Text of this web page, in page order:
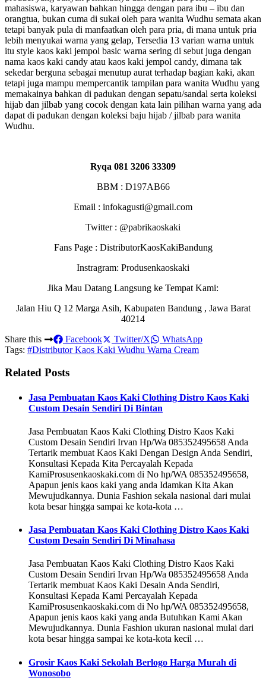
mahasiswa, karyawan bahkan hingga dengan para ibu – ibu dan
orangtua, bukan cuma di sukai oleh para wanita Wudhu semata akan
tetapi banyak pula di manfaatkan oleh para pria, di mana untuk pria
lebih menyukai warna yang gelap, Tersedia 13 varian warna untuk
itu style kaos kaki jempol basic warna sering di sebut juga dengan
nama kaos kaki candy atau kaos kaki jempol candy, dimana tak
sekedar berguna sebagai menutup aurat terhadap bagian kaki, akan
tetapi juga mampu mempercantik tampilan para wanita Wudhu yang
memakainya bahkan di padukan dengan sepatu/sandal serta koleksi
hijab dan jilbab yang cocok dengan kata lain pilihan warna yang ada
dapat di padukan dengan koleksi baju hijab / jilbab para wanita
Wudhu.
Ryqa 081 3206 33309
BBM : D197AB66
Email : infokagusti@gmail.com
Twitter : @pabrikaoskaki
Fans Page : DistributorKaosKakiBandung
Instragram: Produsenkaoskaki
Jika Mau Datang Langsung ke Tempat Kami:
Jalan Hiu Q 12 Marga Asih, Kabupaten Bandung , Jawa Barat
40214
Share this
Facebook Twitter/X
WhatsApp
Tags: #Distributor Kaos Kaki Wudhu Warna Cream
Related Posts
Jasa Pembuatan Kaos Kaki Clothing Distro Kaos Kaki
Custom Desain Sendiri Di Bintan
Jasa Pembuatan Kaos Kaki Clothing Distro Kaos Kaki
Custom Desain Sendiri Irvan Hp/Wa 085352495658 Anda
Tertarik membuat Kaos Kaki Dengan Design Anda Sendiri,
Konsultasi Kepada Kita Percayalah Kepada
KamiProsusenkaoskaki.com di No hp/WA 085352495658,
Apapun jenis kaos kaki yang anda Idamkan Kita Akan
Mewujudkannya. Dunia Fashion sekala nasional dari mulai
kota besar hingga sampai ke kota-kota …
Jasa Pembuatan Kaos Kaki Clothing Distro Kaos Kaki
Custom Desain Sendiri Di Minahasa
Jasa Pembuatan Kaos Kaki Clothing Distro Kaos Kaki
Custom Desain Sendiri Irvan Hp/Wa 085352495658 Anda
Tertarik membuat Kaos Kaki Desain Anda Sendiri,
Konsultasi Kepada Kami Percayalah Kepada
KamiProsusenkaoskaki.com di No hp/WA 085352495658,
Apapun jenis kaos kaki yang anda Butuhkan Kami Akan
Mewujudkannya. Dunia Fashion ukuran nasional mulai dari
kota besar hingga sampai ke kota-kota kecil …
Grosir Kaos Kaki Sekolah Berlogo Harga Murah di
Wonosobo